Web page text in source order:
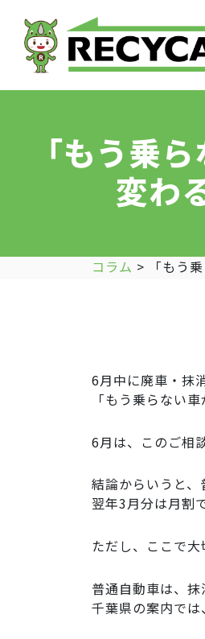
「もう乗
変わ
コラム > 「もう
6月中に廃車・抹
「もう乗らない
6月は、このご相
結論からいうと
翌年3月分は月割
ただし、ここで
普通自動車は、
千葉県の案内で